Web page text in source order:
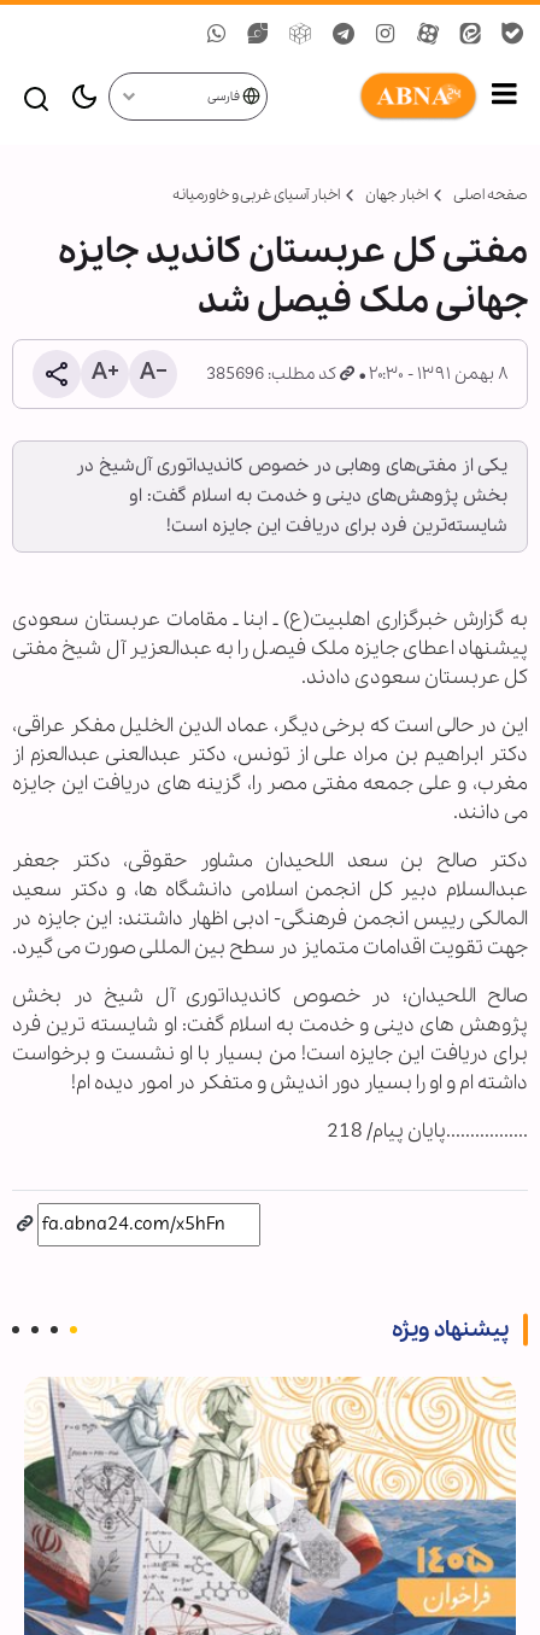
فارسی
صفحه اصلی اخبار جهان اخبار آسیای غربی و خاورمیانه
مفتی کل عربستان کاندید جایزه
جهانی ملک فیصل شد
۸ بهمن ۱۳۹۱ - ۲۰:۳۰ کد مطلب: 385696
یکی از مفتی‌های وهابی در خصوص کاندیداتوری آل‌شیخ در
بخش پژوهش‌های دینی و خدمت به اسلام گفت: او
شایسته‌ترین فرد برای دریافت این جایزه است!
به گزارش خبرگزاری اهل‏بیت(ع) ـ ابنا ـ مقامات عربستان سعودی
پیشنهاد اعطای جایزه ملک فیصل را به عبدالعزیر آل شیخ مفتی
کل عربستان سعودی دادند.
این در حالی است که برخی دیگر، عماد الدین الخلیل مفکر عراقی،
دکتر ابراهیم بن مراد علی از تونس، دکتر عبدالعنی عبدالعزم از
مغرب، و علی جمعه مفتی مصر را، گزینه های دریافت این جایزه
می دانند.
دکتر صالح بن سعد اللحیدان مشاور حقوقی، دکتر جعفر
عبدالسلام دبیر کل انجمن اسلامی دانشگاه ها، و دکتر سعید
المالکی رییس انجمن فرهنگی- ادبی اظهار داشتند: این جایزه در
جهت تقویت اقدامات متمایز در سطح بین المللی صورت می گیرد.
صالح اللحیدان؛ در خصوص کاندیداتوری آل شیخ در بخش
پژوهش های دینی و خدمت به اسلام گفت: او شایسته ترین فرد
برای دریافت این جایزه است! من بسیار با او نشست و برخواست
داشته ام و او را بسیار دور اندیش و متفکر در امور دیده ام!
.................پایان پیام/ 218
پیشنهاد ویژه